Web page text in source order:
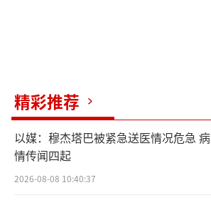
精彩推荐
以媒：穆杰塔巴被紧急送医情况危急 病
情传闻四起
2026-08-08 10:40:37